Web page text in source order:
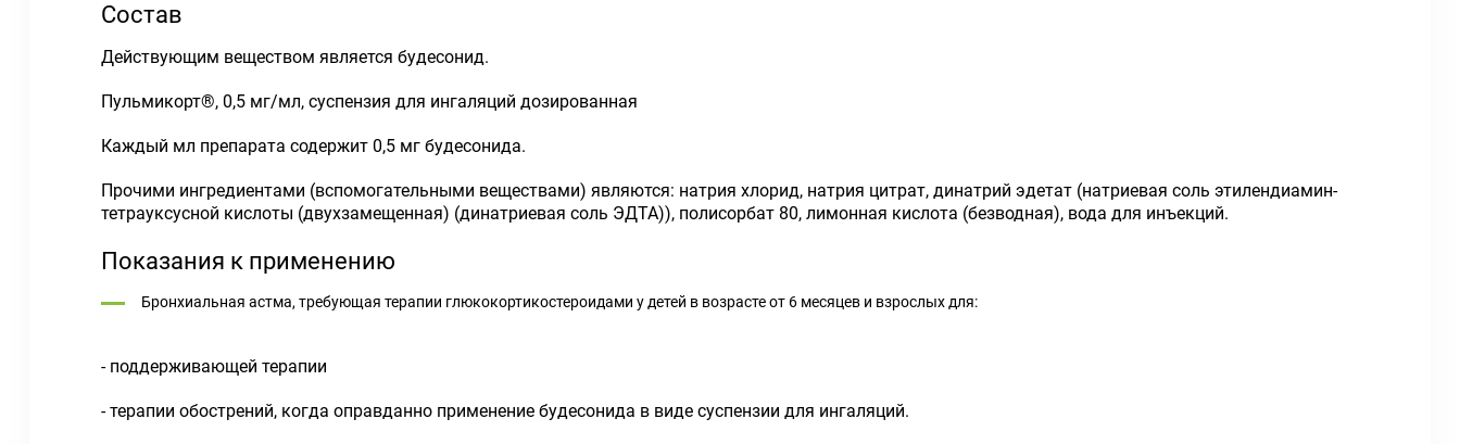
Состав
Действующим веществом является будесонид.
Пульмикорт®, 0,5 мг/мл, суспензия для ингаляций дозированная
Каждый мл препарата содержит 0,5 мг будесонида.
Прочими ингредиентами (вспомогательными веществами) являются: натрия хлорид, натрия цитрат, динатрий эдетат (натриевая соль этилендиамин-
тетрауксусной кислоты (двухзамещенная) (динатриевая соль ЭДТА)), полисорбат 80, лимонная кислота (безводная), вода для инъекций.
Показания к применению
Бронхиальная астма, требующая терапии глюкокортикостероидами у детей в возрасте от 6 месяцев и взрослых для:
- поддерживающей терапии
- терапии обострений, когда оправданно применение будесонида в виде суспензии для ингаляций.